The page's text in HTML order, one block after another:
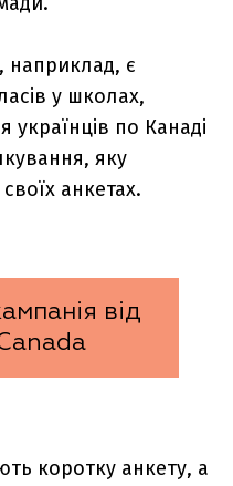
наприклад, є
у школах,
українців по Канаді
яку
анкетах.
від
коротку анкету, а